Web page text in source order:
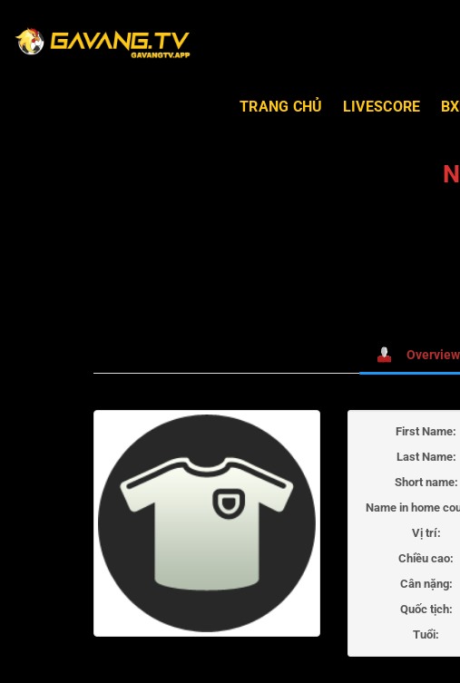
TRANG CHỦ LIVESCORE
Overview
First Name:
Last Name:
Short name:
Name in home
Vị trí:
Chiều cao:
Cân nặng:
Quốc tịch:
Tuổi: